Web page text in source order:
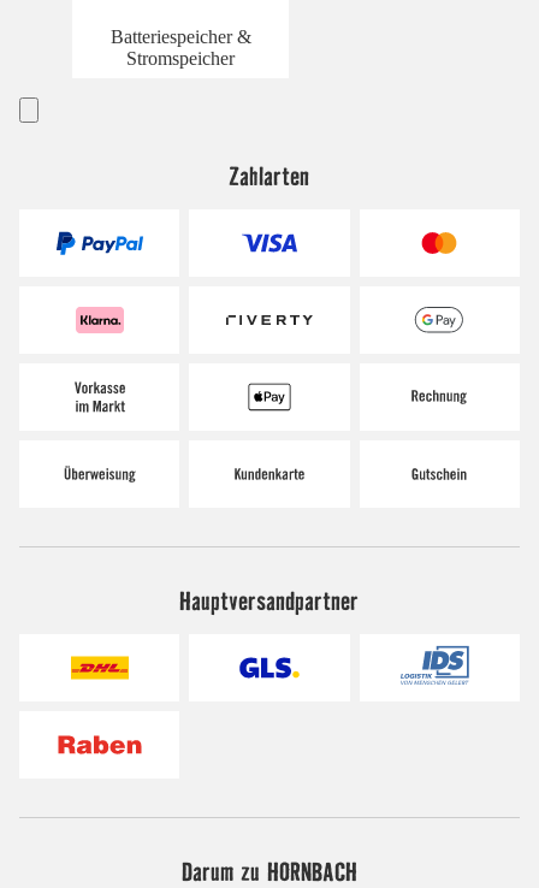
Batteriespeicher &
Stromspeicher
Zahlarten
Hauptversandpartner
Darum zu HORNBACH